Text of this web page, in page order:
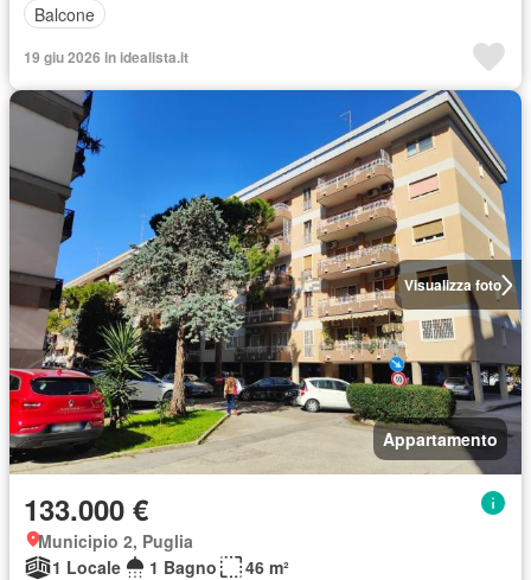
Balcone
19 giu 2026 in idealista.it
Visualizza foto
Appartamento
133.000 €
Municipio 2, Puglia
1 Locale
1 Bagno
46 m²